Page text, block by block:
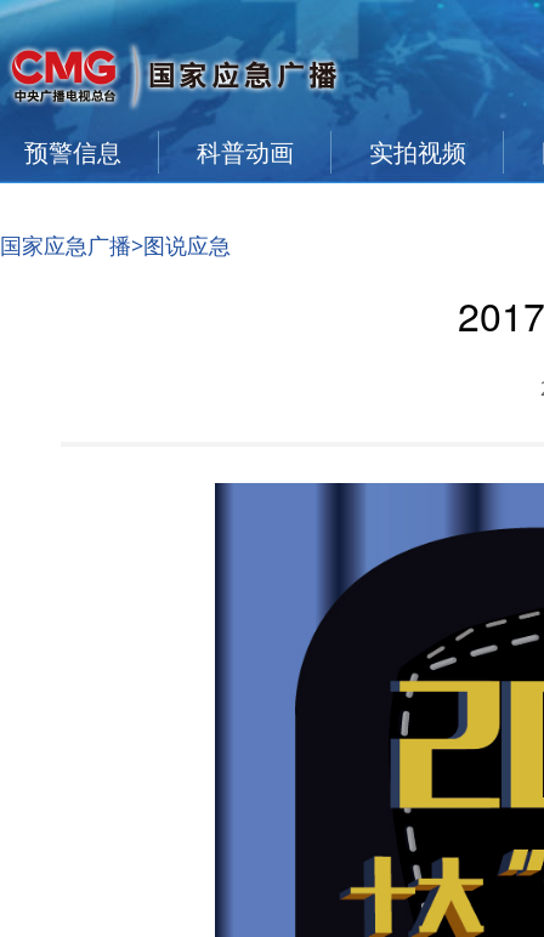
预警信息 科普动画 实拍视频
国家应急广播>图说应急